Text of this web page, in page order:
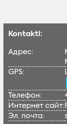
Kontakti:
Адрес:
GPS:
Телефон:
Интернет сайт:
Эл. почта: